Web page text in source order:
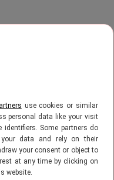
use cookies or similar
personal data like your visit
identifiers. Some partners do
data and rely on their
your consent or object to
at any time by clicking on
website.